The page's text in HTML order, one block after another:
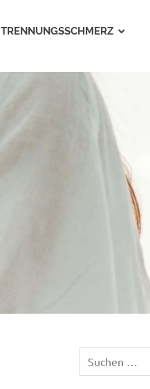
TRENNUNGSSCHMERZ